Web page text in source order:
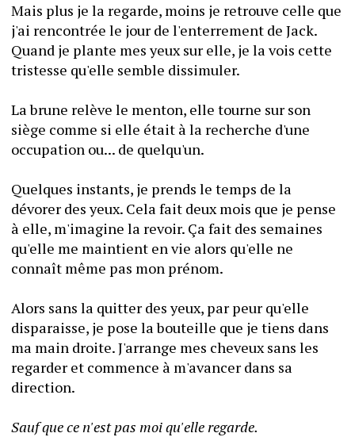
Mais plus je la regarde, moins je retrouve celle que
j'ai rencontrée le jour de l'enterrement de Jack.
Quand je plante mes yeux sur elle, je la vois cette
tristesse qu'elle semble dissimuler.
La brune relève le menton, elle tourne sur son
siège comme si elle était à la recherche d'une
occupation ou... de quelqu'un.
Quelques instants, je prends le temps de la
dévorer des yeux. Cela fait deux mois que je pense
à elle, m'imagine la revoir. Ça fait des semaines
qu'elle me maintient en vie alors qu'elle ne
connaît même pas mon prénom.
Alors sans la quitter des yeux, par peur qu'elle
disparaisse, je pose la bouteille que je tiens dans
ma main droite. J'arrange mes cheveux sans les
regarder et commence à m'avancer dans sa
direction.
Sauf que ce n'est pas moi qu'elle regarde.